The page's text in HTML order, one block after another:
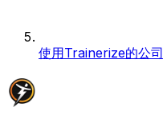
使用Trainerize的公司